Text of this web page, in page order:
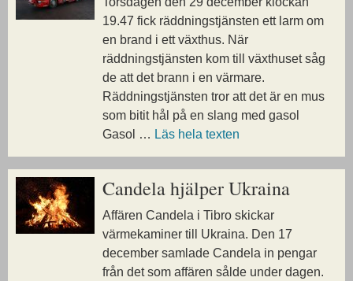
19.47 fick räddningstjänsten ett larm om
en brand i ett växthus. När
räddningstjänsten kom till växthuset såg
de att det brann i en värmare.
Räddningstjänsten tror att det är en mus
som bitit hål på en slang med gasol
Gasol … Läs hela texten
Candela hjälper Ukraina
Affären Candela i Tibro skickar
värmekaminer till Ukraina. Den 17
december samlade Candela in pengar
från det som affären sålde under dagen.